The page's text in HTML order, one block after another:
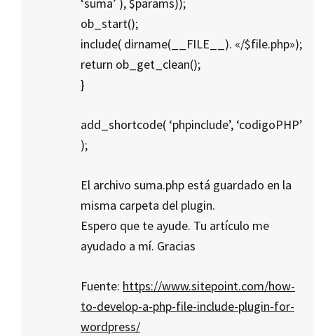
‘suma’ ), $params));
ob_start();
include( dirname(__FILE__). «/$file.php»);
return ob_get_clean();
}
add_shortcode( ‘phpinclude’, ‘codigoPHP’
);
El archivo suma.php está guardado en la
misma carpeta del plugin.
Espero que te ayude. Tu artículo me
ayudado a mí. Gracias
Fuente: https://www.sitepoint.com/how-
to-develop-a-php-file-include-plugin-for-
wordpress/